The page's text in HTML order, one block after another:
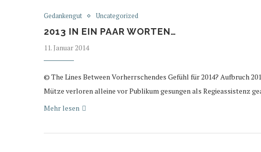
Gedankengut Uncategorized
2013 IN EIN PAAR WORTEN…
11. Januar 2014
© The Lines Between Vorherrschendes Gefühl für 2014? Aufbruch
Mütze verloren alleine vor Publikum gesungen als Regieassistenz
Mehr lesen